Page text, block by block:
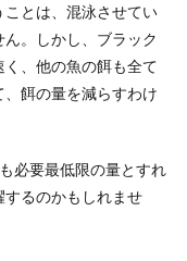
とは、混泳させてい
。しかし、ブラック
、他の魚の餌も全て
餌の量を減らすわけ
必要最低限の量とすれ
るのかもしれませ